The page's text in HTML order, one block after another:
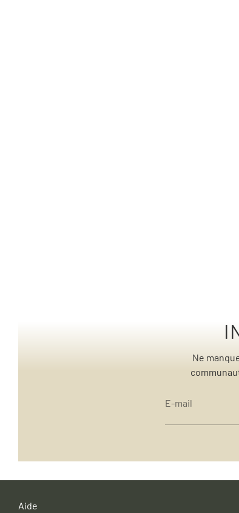
Ne
E-mail
Aide